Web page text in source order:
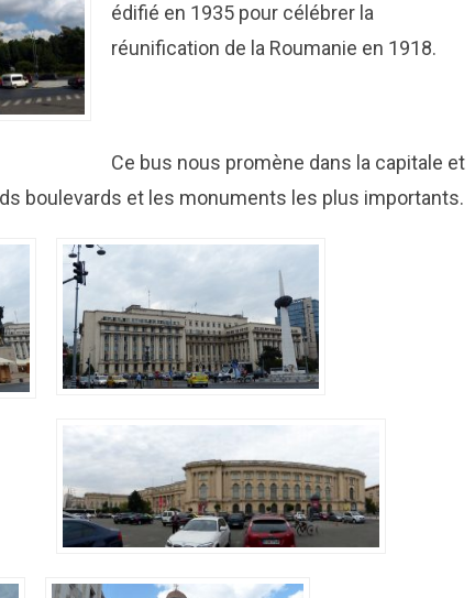
édifié en 1935 pour célébrer la
réunification de la Roumanie en 1918.
Ce bus nous promène dans la capitale et
boulevards et les monuments les plus importants.